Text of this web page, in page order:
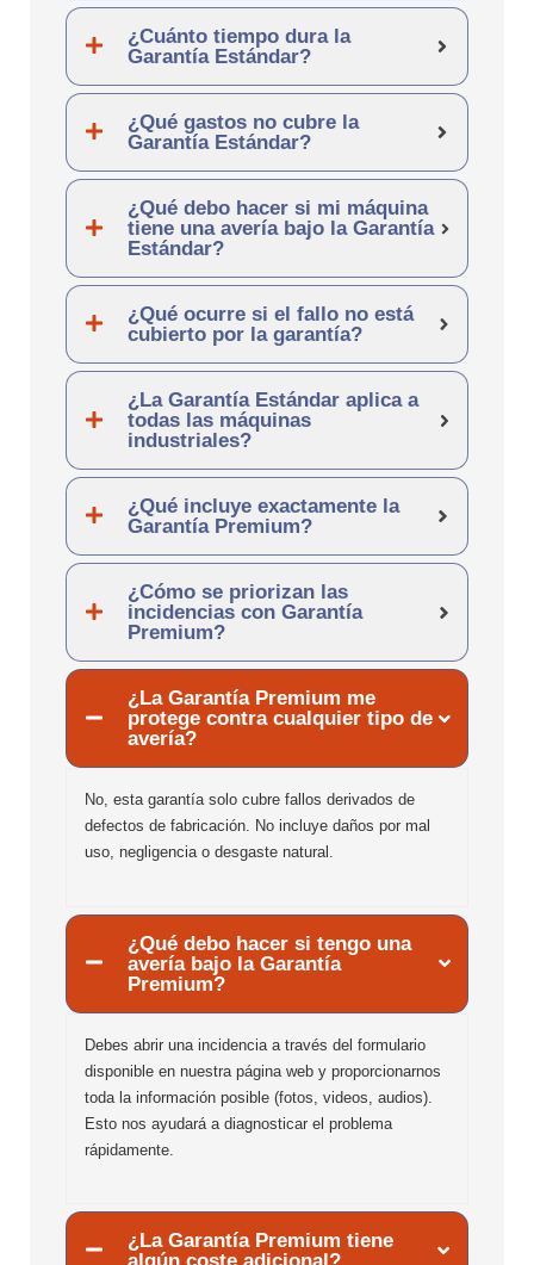
¿Cuánto tiempo dura la
Garantía Estándar?
¿Qué gastos no cubre la
Garantía Estándar?
¿Qué debo hacer si mi máquina
tiene una avería bajo la Garantía
Estándar?
¿Qué ocurre si el fallo no está
cubierto por la garantía?
¿La Garantía Estándar aplica a
todas las máquinas
industriales?
¿Qué incluye exactamente la
Garantía Premium?
¿Cómo se priorizan las
incidencias con Garantía
Premium?
¿La Garantía Premium me
protege contra cualquier tipo de
avería?
No, esta garantía solo cubre fallos derivados de
defectos de fabricación. No incluye daños por mal
uso, negligencia o desgaste natural.
¿Qué debo hacer si tengo una
avería bajo la Garantía
Premium?
Debes abrir una incidencia a través del formulario
disponible en nuestra página web y proporcionarnos
toda la información posible (fotos, videos, audios).
Esto nos ayudará a diagnosticar el problema
rápidamente.
¿La Garantía Premium tiene